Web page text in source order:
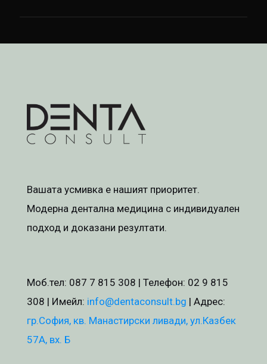
Вашата усмивка е нашият приоритет.
Модерна дентална медицина с индивидуален
подход и доказани резултати.
Моб.тел: 087 7 815 308 | Телефон: 02 9 815
308 | Имейл: info@dentaconsult.bg | Адрес:
гр.София, кв. Манастирски ливади, ул.Казбек
57А, вх. Б